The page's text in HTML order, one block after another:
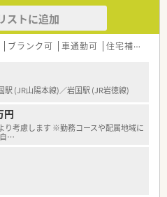
調性を大切にしているため、周囲の
ながら業務に取り組める方を求めて
温かい対応を心掛けられる方を歓迎
局を2店舗展開しており、地域住民
地域密着型の運営を続けている法人
程度の至近距離に点在しているた
にも即座に助け合える体制が整って
ストに追加
ブランク可 車通勤可 住宅補助(手当)あり
駅 (JR山陽本線)／岩国駅 (JR岩徳線)
円
り考慮します ※勤務コースや配属地域に
…